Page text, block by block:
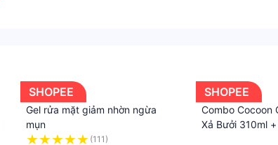
chắn bảo vệ da khỏi các tác nhân gây hại từ tia
SHOPEE
Gel rửa mặt giảm nhờn ngừa
mụn
(111)
SHOPEE
Combo Cocoon
Xả Bưởi 310ml